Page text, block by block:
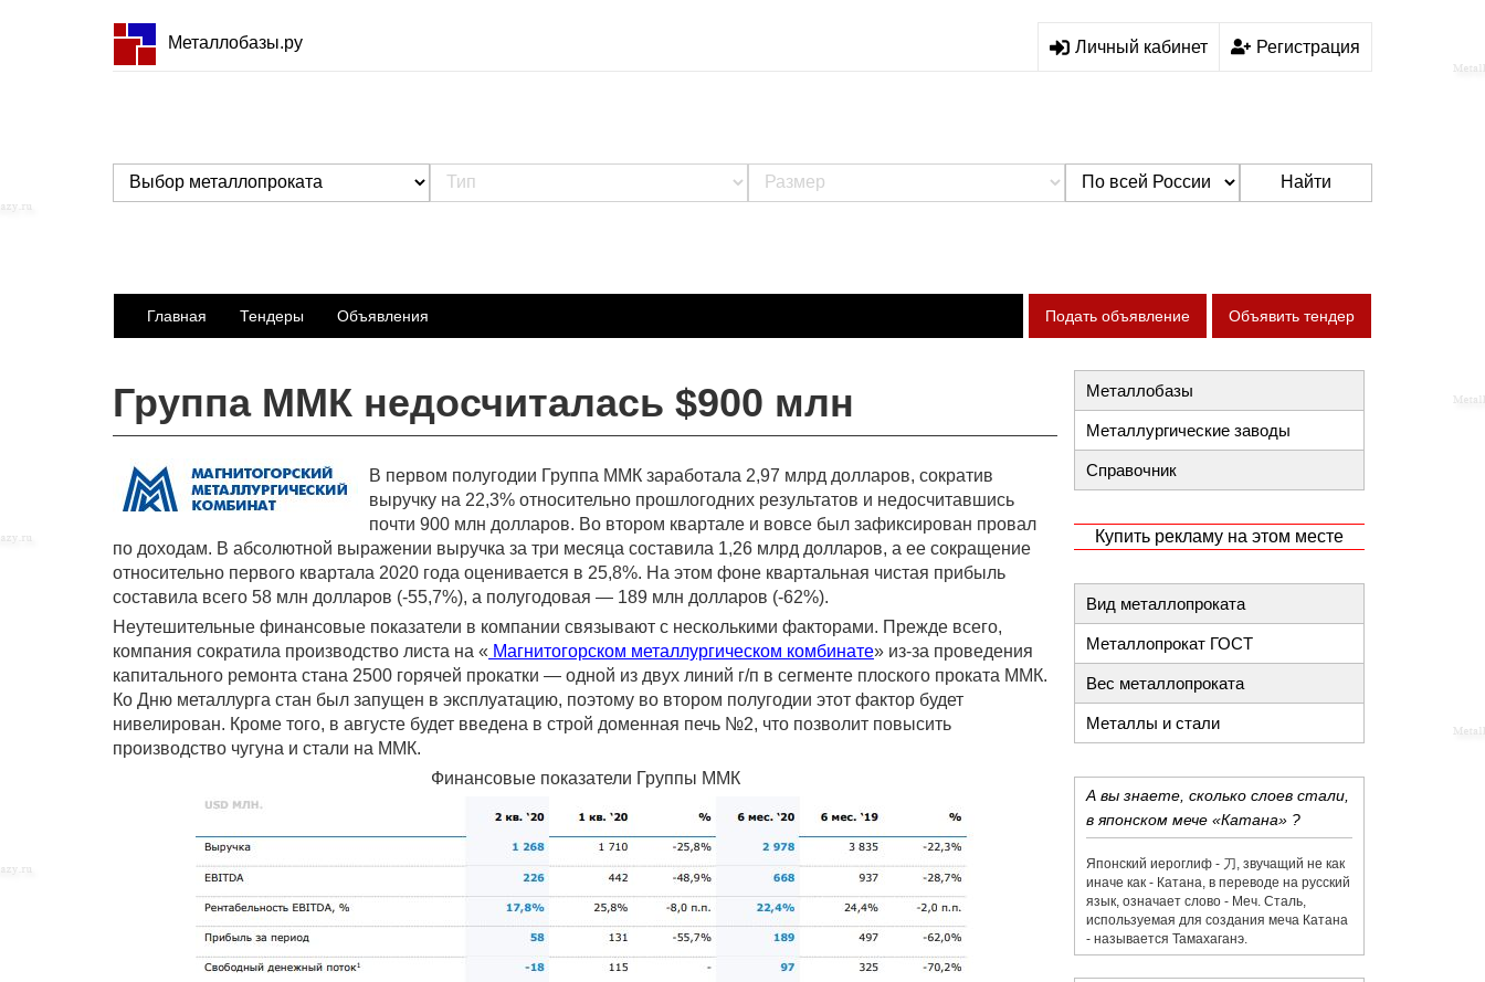
Металлобазы.ру Личный кабинет Регистрация
Найти
Главная Тендеры Объявления Подать объявление Объявить тендер
Группа ММК недосчиталась $900 млн
В первом полугодии Группа ММК заработала 2,97 млрд долларов, сократив
выручку на 22,3% относительно прошлогодних результатов и недосчитавшись
почти 900 млн долларов. Во втором квартале и вовсе был зафиксирован провал
по доходам. В абсолютной выражении выручка за три месяца составила 1,26 млрд долларов, а ее сокращение
относительно первого квартала 2020 года оценивается в 25,8%. На этом фоне квартальная чистая прибыль
составила всего 58 млн долларов (-55,7%), а полугодовая — 189 млн долларов (-62%).
Неутешительные финансовые показатели в компании связывают с несколькими факторами. Прежде всего,
компания сократила производство листа на « Магнитогорском металлургическом комбинате» из-за проведения
капитального ремонта стана 2500 горячей прокатки — одной из двух линий г/п в сегменте плоского проката ММК.
Ко Дню металлурга стан был запущен в эксплуатацию, поэтому во втором полугодии этот фактор будет
нивелирован. Кроме того, в августе будет введена в строй доменная печь №2, что позволит повысить
производство чугуна и стали на ММК.
Финансовые показатели Группы ММК
Металлобазы
Металлургические заводы
Справочник
Купить рекламу на этом месте
Вид металлопроката
Металлопрокат ГОСТ
Вес металлопроката
Металлы и стали
А вы знаете, сколько слоев стали,
в японском мече «Катана» ?
Японский иероглиф - 刀,​ звучащий не как
иначе как - Катана, в переводе на русский
язык, означает слово - Меч. Сталь,
используемая для создания меча Катана
- называется Тамахаганэ.